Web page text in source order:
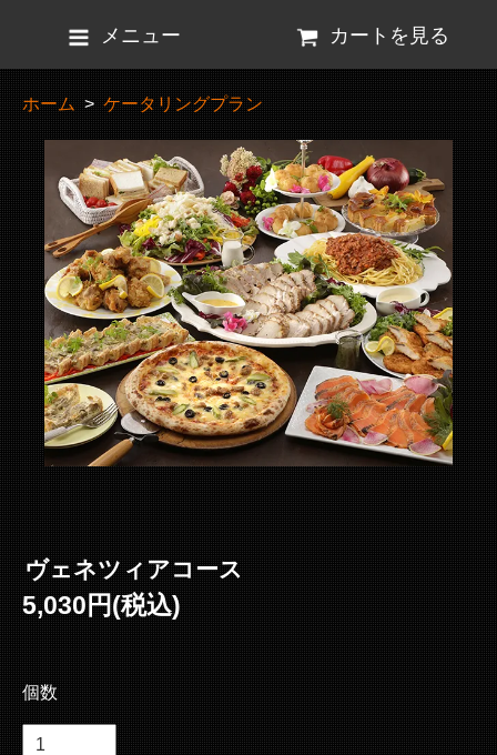
メニュー カートを見る
ホーム>ケータリングプラン
ヴェネツィアコース
5,030円(税込)
個数